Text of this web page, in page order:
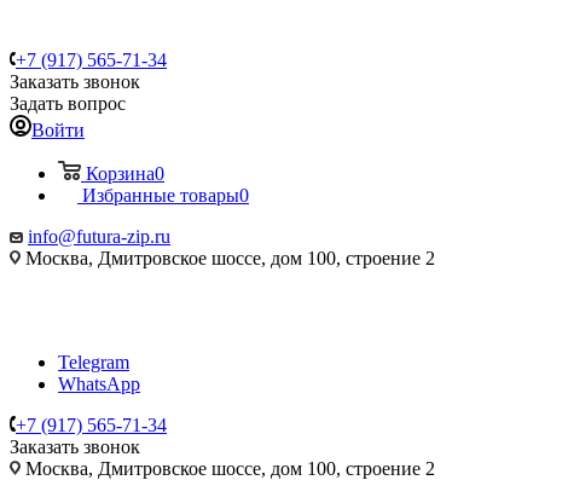
+7 (917) 565-71-34
Заказать звонок
Задать вопрос
Войти
Корзина0
Избранные товары0
info@futura-zip.ru
Москва, Дмитровское шоссе, дом 100, строение 2
Telegram
WhatsApp
+7 (917) 565-71-34
Заказать звонок
Москва, Дмитровское шоссе, дом 100, строение 2